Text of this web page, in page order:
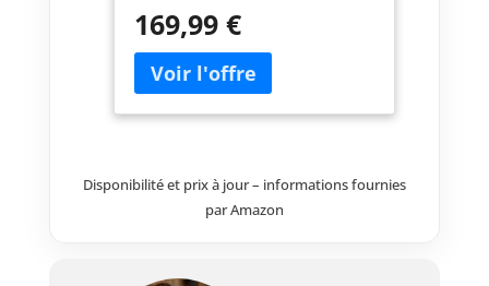
possibilité de créer un coin
multimédia impressionnant.
Cette armoire de télévision
dispose de quatre étagères avec
des plateaux en verre ainsi
169,99 €
Disponibilité et prix à jour – informations fournies
par Amazon